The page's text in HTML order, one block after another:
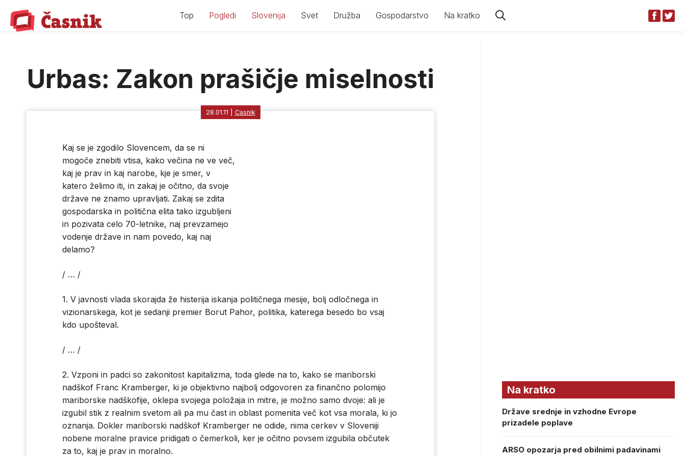
content
Top Pogledi Slovenija Svet Družba Gospodarstvo Na kratko
Urbas: Zakon prašičje miselnosti
28.01.11 Casnik
Kaj se je zgodilo Slovencem, da se ni
mogoče znebiti vtisa, kako večina ne ve več,
kaj je prav in kaj narobe, kje je smer, v
katero želimo iti, in zakaj je očitno, da svoje
države ne znamo upravljati. Zakaj se zdita
gospodarska in politična elita tako izgubljeni
in pozivata celo 70-letnike, naj prevzamejo
vodenje države in nam povedo, kaj naj
delamo?
/ … /
1. V javnosti vlada skorajda že histerija iskanja političnega mesije, bolj odločnega in
vizionarskega, kot je sedanji premier Borut Pahor, politika, katerega besedo bo vsaj
kdo upošteval.
/ … /
2. Vzponi in padci so zakonitost kapitalizma, toda glede na to, kako se mariborski
nadškof Franc Kramberger, ki je objektivno najbolj odgovoren za finančno polomijo
mariborske nadškofije, oklepa svojega položaja in mitre, je možno samo dvoje: ali je
izgubil stik z realnim svetom ali pa mu čast in oblast pomenita več kot vsa morala, ki jo
oznanja. Dokler mariborski nadškof Kramberger ne odide, nima cerkev v Sloveniji
nobene moralne pravice pridigati o čemerkoli, ker je očitno povsem izgubila občutek
za to, kaj je prav in moralno.
Na kratko
Države srednje in vzhodne Evrope
prizadele poplave
ARSO opozarja pred obilnimi padavinami